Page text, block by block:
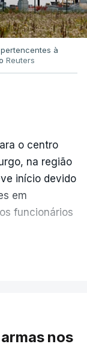
à
Reuters
o centro
na região
início devido
em
funcionários
cerca de
--- uma
nos